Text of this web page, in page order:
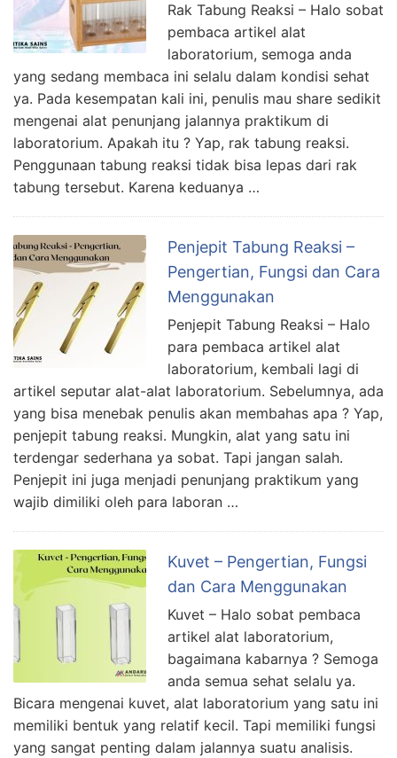
Rak Tabung Reaksi – Halo sobat
pembaca artikel alat
laboratorium, semoga anda
yang sedang membaca ini selalu dalam kondisi sehat
ya. Pada kesempatan kali ini, penulis mau share sedikit
mengenai alat penunjang jalannya praktikum di
laboratorium. Apakah itu ? Yap, rak tabung reaksi.
Penggunaan tabung reaksi tidak bisa lepas dari rak
tabung tersebut. Karena keduanya …
Penjepit Tabung Reaksi –
Pengertian, Fungsi dan Cara
Menggunakan
Penjepit Tabung Reaksi – Halo
para pembaca artikel alat
laboratorium, kembali lagi di
artikel seputar alat-alat laboratorium. Sebelumnya, ada
yang bisa menebak penulis akan membahas apa ? Yap,
penjepit tabung reaksi. Mungkin, alat yang satu ini
terdengar sederhana ya sobat. Tapi jangan salah.
Penjepit ini juga menjadi penunjang praktikum yang
wajib dimiliki oleh para laboran …
Kuvet – Pengertian, Fungsi
dan Cara Menggunakan
Kuvet – Halo sobat pembaca
artikel alat laboratorium,
bagaimana kabarnya ? Semoga
anda semua sehat selalu ya.
Bicara mengenai kuvet, alat laboratorium yang satu ini
memiliki bentuk yang relatif kecil. Tapi memiliki fungsi
yang sangat penting dalam jalannya suatu analisis.